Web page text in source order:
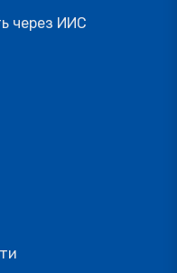
через ИИС